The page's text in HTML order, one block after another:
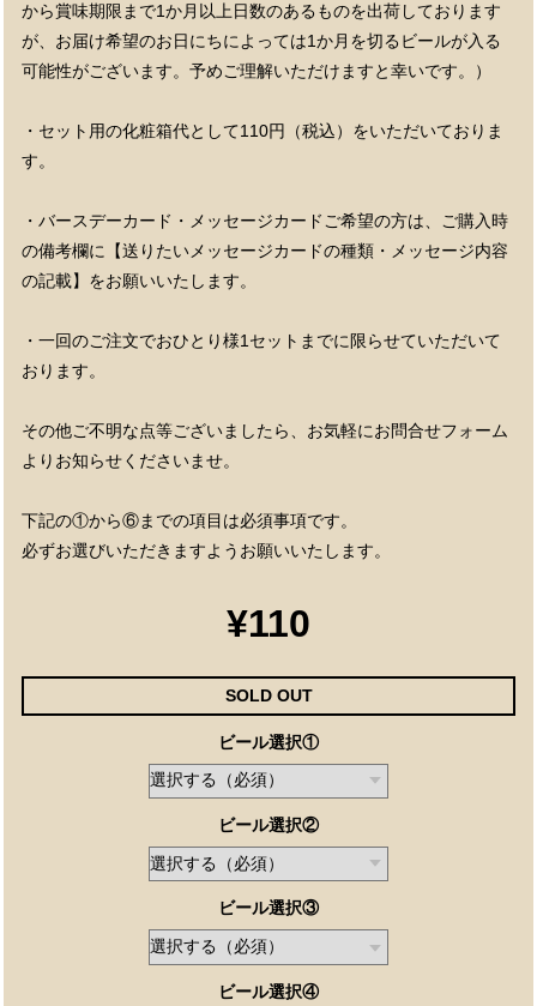
から賞味期限まで1か月以上日数のあるものを出荷しております
が、お届け希望のお日にちによっては1か月を切るビールが入る
可能性がございます。予めご理解いただけますと幸いです。）
・セット用の化粧箱代として110円（税込）をいただいておりま
す。
・バースデーカード・メッセージカードご希望の方は、ご購入時
の備考欄に【送りたいメッセージカードの種類・メッセージ内容
の記載】をお願いいたします。
・一回のご注文でおひとり様1セットまでに限らせていただいて
おります。
その他ご不明な点等ございましたら、お気軽にお問合せフォーム
よりお知らせくださいませ。
下記の①から⑥までの項目は必須事項です。
必ずお選びいただきますようお願いいたします。
¥110
SOLD OUT
ビール選択①
ビール選択②
ビール選択③
ビール選択④